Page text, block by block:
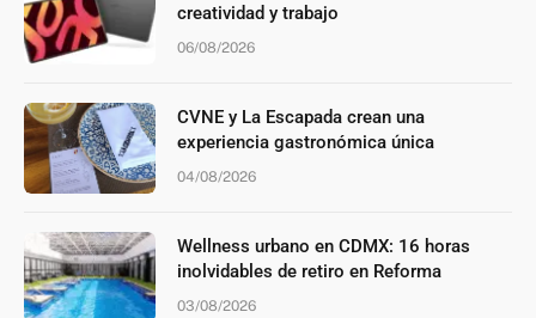
creatividad y trabajo
06/08/2026
CVNE y La Escapada crean una
experiencia gastronómica única
04/08/2026
Wellness urbano en CDMX: 16 horas
inolvidables de retiro en Reforma
03/08/2026